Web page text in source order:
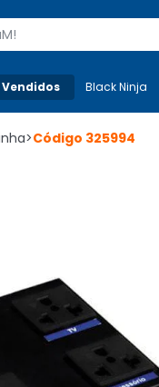
Mais-v-
Black Ninja
>Código 325994